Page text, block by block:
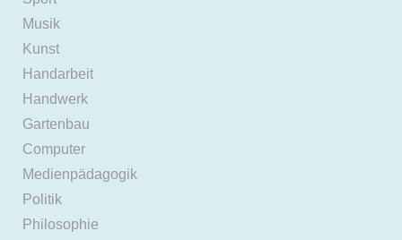
Musik
Kunst
Handarbeit
Handwerk
Gartenbau
Computer
Medienpädagogik
Politik
Philosophie